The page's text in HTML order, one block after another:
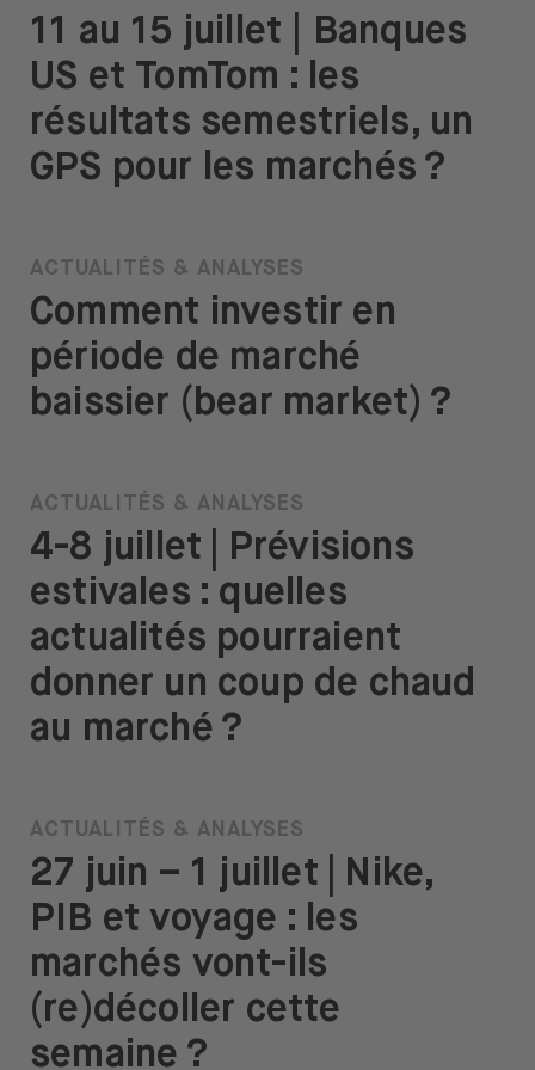
11 au 15 juillet | Banques
US et TomTom : les
résultats semestriels, un
GPS pour les marchés ?
ACTUALITÉS & ANALYSES
Comment investir en
période de marché
baissier (bear market) ?
ACTUALITÉS & ANALYSES
4-8 juillet | Prévisions
estivales : quelles
actualités pourraient
donner un coup de chaud
au marché ?
ACTUALITÉS & ANALYSES
27 juin – 1 juillet | Nike,
PIB et voyage : les
marchés vont-ils
(re)décoller cette
semaine ?